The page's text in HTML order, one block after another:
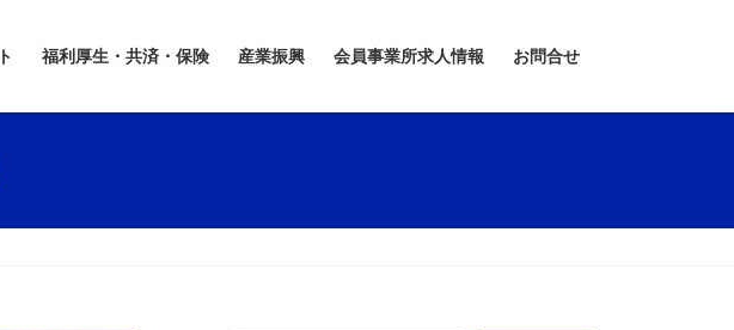
福利厚生・共済・保険 産業振興 会員事業所求人情報 お問合せ